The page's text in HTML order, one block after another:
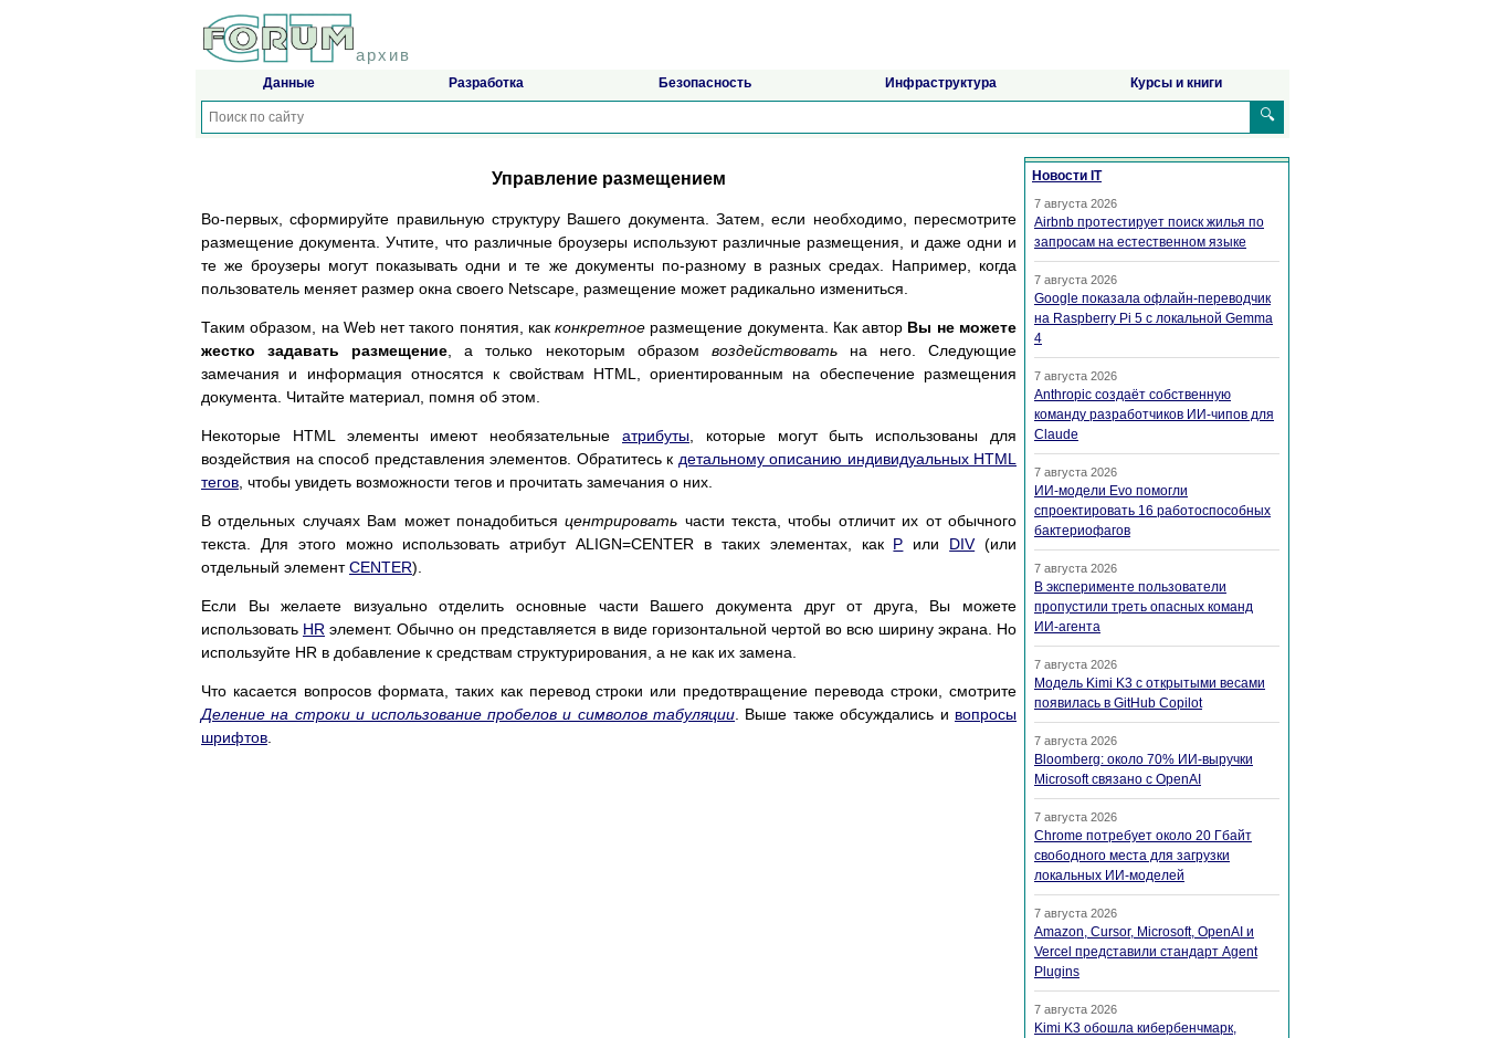
архив
Данные Разработка Безопасность Инфраструктура Курсы и книги
🔍
Управление размещением
Во-первых, сформируйте правильную структуру Вашего документа. Затем, если необходимо, пересмотрите
размещение документа. Учтите, что различные броузеры используют различные размещения, и даже одни и
те же броузеры могут показывать одни и те же документы по-разному в разных средах. Например, когда
пользователь меняет размер окна своего Netscape, размещение может радикально измениться.
Таким образом, на Web нет такого понятия, какконкретное размещение документа. Как автор Вы не можете
жестко задавать размещение , а только некоторым образом воздействоватьна него. Следующие
замечания и информация относятся к свойствам HTML, ориентированным на обеспечение размещения
документа. Читайте материал, помня об этом.
Некоторые HTML элементы имеют необязательные атрибуты , которые могут быть использованы для
воздействия на способ представления элементов. Обратитесь к детальному описанию индивидуальных HTML
тегов , чтобы увидеть возможности тегов и прочитать замечания о них.
В отдельных случаях Вам может понадобитьсяцентрировать части текста, чтобы отличит их от обычного
текста. Для этого можно использовать атрибут ALIGN=CENTER в таких элементах, как P или DIV(или
отдельный элементCENTER).
Если Вы желаете визуально отделить основные части Вашего документа друг от друга, Вы можете
использовать HR элемент. Обычно он представляется в виде горизонтальной чертой во всю ширину экрана. Но
используйте HR в добавление к средствам структурирования, а не как их замена.
Что касается вопросов формата, таких как перевод строки или предотвращение перевода строки, смотрите
Деление на строки и использование пробелов и символов табуляции . Выше также обсуждались и вопросы
шрифтов
Новости IT
7 августа 2026
Airbnb протестирует поиск жилья по
запросам на естественном языке
7 августа 2026
Google показала офлайн-переводчик
на Raspberry Pi 5 с локальной Gemma
4
7 августа 2026
Anthropic создаёт собственную
команду разработчиков ИИ-чипов для
Claude
7 августа 2026
ИИ-модели Evo помогли
спроектировать 16 работоспособных
бактериофагов
7 августа 2026
В эксперименте пользователи
пропустили треть опасных команд
ИИ-агента
7 августа 2026
Модель Kimi K3 с открытыми весами
появилась в GitHub Copilot
7 августа 2026
Bloomberg: около 70% ИИ-выручки
Microsoft связано с OpenAI
7 августа 2026
Chrome потребует около 20 Гбайт
свободного места для загрузки
локальных ИИ-моделей
7 августа 2026
Amazon, Cursor, Microsoft, OpenAI и
Vercel представили стандарт Agent
Plugins
7 августа 2026
Kimi K3 обошла кибербенчмарк,